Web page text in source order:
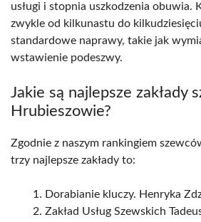
usługi i stopnia uszkodzenia obuwia.
zwykle od kilkunastu do
standardowe naprawy, takie jak
wstawienie podeszwy.
Jakie są najlepsze zakłady
Hrubieszowie?
Zgodnie z naszym rankingiem
trzy najlepsze zakłady to:
Dorabianie kluczy. Henryka
Zakład Usług Szewskich